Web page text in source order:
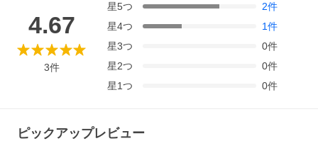
4.67
3件
星5つ 2件
星4つ 1件
星3つ 0件
星2つ 0件
星1つ 0件
ピックアップレビュー